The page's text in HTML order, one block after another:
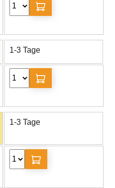
1-3 Tage
1-3 Tage